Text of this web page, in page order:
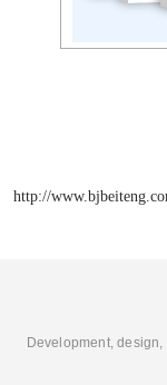
http://
Development,